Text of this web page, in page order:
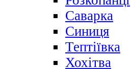
Саварка
Синиця
Тептіївка
Хохітва